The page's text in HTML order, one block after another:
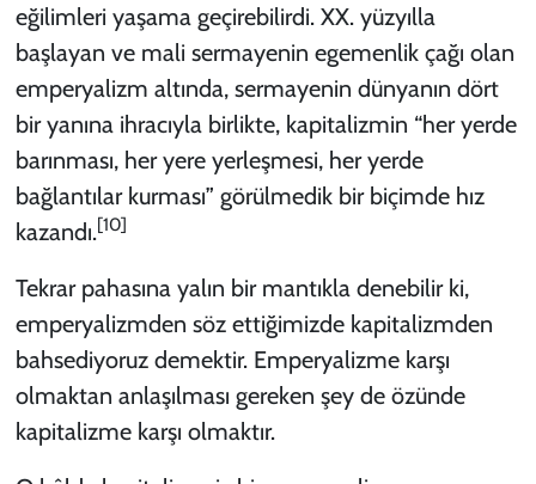
eğilimleri yaşama geçirebilirdi. XX. yüzyılla
başlayan ve mali sermayenin egemenlik çağı olan
emperyalizm altında, sermayenin dünyanın dört
bir yanına ihracıyla birlikte, kapitalizmin “her yerde
barınması, her yere yerleşmesi, her yerde
bağlantılar kurması” görülmedik bir biçimde hız
kazandı.[10]
Tekrar pahasına yalın bir mantıkla denebilir ki,
emperyalizmden söz ettiğimizde kapitalizmden
bahsediyoruz demektir. Emperyalizme karşı
olmaktan anlaşılması gereken şey de özünde
kapitalizme karşı olmaktır.